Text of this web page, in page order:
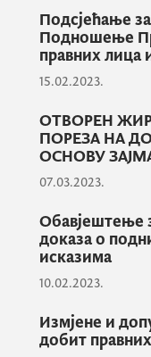
Захваљујемо
Одсјек за
Подсјећање
Подношење
правних лица
15.02.2023.
ОТВОРЕН
ПОРЕЗА НА
ОСНОВУ
07.03.2023.
Обавјештење
доказа о
исказима
10.02.2023.
Измјене и
добит